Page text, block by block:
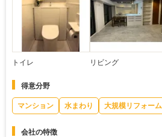
トイレ リビング
得意分野
マンション 水まわり 大規模リフォーム
会社の特徴